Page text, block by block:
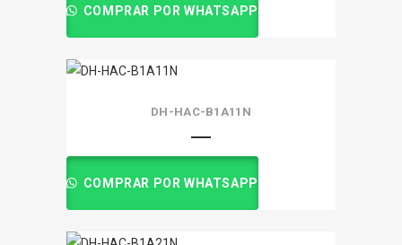
COMPRAR POR WHATSAPP
DH-HAC-B1A11N
COMPRAR POR WHATSAPP